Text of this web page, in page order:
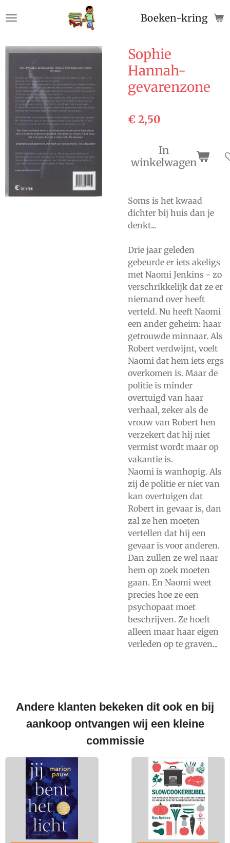
direct
de
Boeken-
Sophie
Hannah-
gevarenzone
€ 2,50
In
winkelwagen
Soms is het kwaad
dichter bij huis dan je
denkt...
Drie jaar geleden
gebeurde er iets akeligs
met Naomi Jenkins - zo
verschrikkelijk dat ze er
niemand over heeft
verteld. Nu heeft Naomi
een ander geheim: haar
getrouwde minnaar. Als
Robert verdwijnt, voelt
Naomi dat hem iets ergs
overkomen is. Maar de
politie is minder
overtuigd van haar
verhaal, zeker als de
vrouw van Robert hen
verzekert dat hij niet
vermist wordt maar op
vakantie is.
Naomi is wanhopig. Als
zij de politie er niet van
kan overtuigen dat
Robert in gevaar is, dan
zal ze hen moeten
vertellen dat hij een
gevaar is voor anderen.
Dan zullen ze wel naar
hem op zoek moeten
gaan. En Naomi weet
precies hoe ze een
psychopaat moet
beschrijven. Ze hoeft
alleen maar haar eigen
verleden op te graven...
Andere klanten bekeken dit ook en bij
aankoop ontvangen wij een kleine
commissie